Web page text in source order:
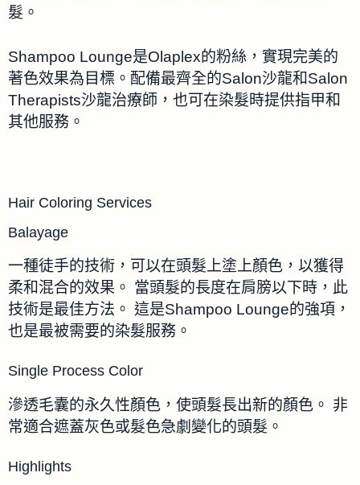
髮。
Shampoo Lounge是Olaplex的粉絲，實現完美的
著色效果為目標。配備最齊全的Salon沙龍和Salon
Therapists沙龍治療師，也可在染髮時提供指甲和
其他服務。
Hair Coloring Services
Balayage
一種徒手的技術，可以在頭髮上塗上顏色，以獲得
柔和混合的效果。 當頭髮的長度在肩膀以下時，此
技術是最佳方法。 這是Shampoo Lounge的強項，
也是最被需要的染髮服務。
Single Process Color
滲透毛囊的永久性顏色，使頭髮長出新的顏色。 非
常適合遮蓋灰色或髮色急劇變化的頭髮。
Highlights